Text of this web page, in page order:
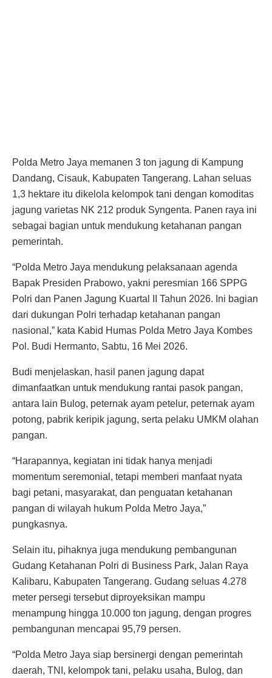
Polda Metro Jaya memanen 3 ton jagung di Kampung
Dandang, Cisauk, Kabupaten Tangerang. Lahan seluas
1,3 hektare itu dikelola kelompok tani dengan komoditas
jagung varietas NK 212 produk Syngenta. Panen raya ini
sebagai bagian untuk mendukung ketahanan pangan
pemerintah.
“Polda Metro Jaya mendukung pelaksanaan agenda
Bapak Presiden Prabowo, yakni peresmian 166 SPPG
Polri dan Panen Jagung Kuartal II Tahun 2026. Ini bagian
dari dukungan Polri terhadap ketahanan pangan
nasional,” kata Kabid Humas Polda Metro Jaya Kombes
Pol. Budi Hermanto, Sabtu, 16 Mei 2026.
Budi menjelaskan, hasil panen jagung dapat
dimanfaatkan untuk mendukung rantai pasok pangan,
antara lain Bulog, peternak ayam petelur, peternak ayam
potong, pabrik keripik jagung, serta pelaku UMKM olahan
pangan.
“Harapannya, kegiatan ini tidak hanya menjadi
momentum seremonial, tetapi memberi manfaat nyata
bagi petani, masyarakat, dan penguatan ketahanan
pangan di wilayah hukum Polda Metro Jaya,”
pungkasnya.
Selain itu, pihaknya juga mendukung pembangunan
Gudang Ketahanan Polri di Business Park, Jalan Raya
Kalibaru, Kabupaten Tangerang. Gudang seluas 4.278
meter persegi tersebut diproyeksikan mampu
menampung hingga 10.000 ton jagung, dengan progres
pembangunan mencapai 95,79 persen.
“Polda Metro Jaya siap bersinergi dengan pemerintah
daerah, TNI, kelompok tani, pelaku usaha, Bulog, dan